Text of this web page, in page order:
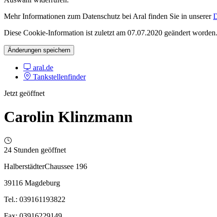
Mehr Informationen zum Datenschutz bei Aral finden Sie in unserer
Diese Cookie-Information ist zuletzt am 07.07.2020 geändert worden.
Änderungen speichern
aral.de
Tankstellenfinder
Jetzt geöffnet
Carolin Klinzmann
24 Stunden geöffnet
HalberstädterChaussee 196
39116 Magdeburg
Tel.: 039161193822